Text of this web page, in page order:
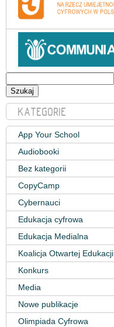
KATEGORIE
App Your School
Audiobooki
Bez kategorii
CopyCamp
Cybernauci
Edukacja cyfrowa
Edukacja Medialna
Koalicja Otwartej Edukacji
Konkurs
Media
Nowe publikacje
Olimpiada Cyfrowa